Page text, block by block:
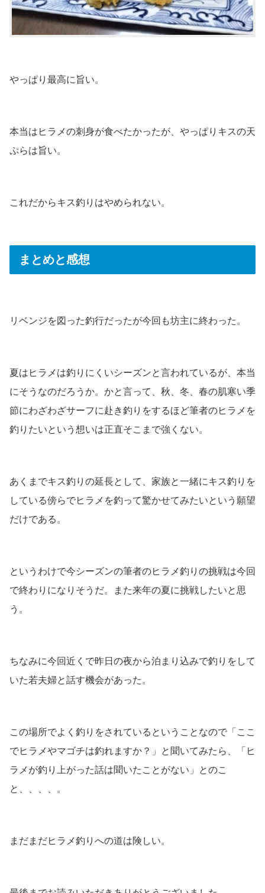
やっぱり最高に旨い。
本当はヒラメの刺身が食べたかったが、やっぱりキスの天
ぷらは旨い。
これだからキス釣りはやめられない。
まとめと感想
リベンジを図った釣行だったが今回も坊主に終わった。
夏はヒラメは釣りにくいシーズンと言われているが、本当
にそうなのだろうか。かと言って、秋、冬、春の肌寒い季
節にわざわざサーフに赴き釣りをするほど筆者のヒラメを
釣りたいという想いは正直そこまで強くない。
あくまでキス釣りの延長として、家族と一緒にキス釣りを
している傍らでヒラメを釣って驚かせてみたいという願望
だけである。
というわけで今シーズンの筆者のヒラメ釣りの挑戦は今回
で終わりになりそうだ。また来年の夏に挑戦したいと思
う。
ちなみに今回近くで昨日の夜から泊まり込みで釣りをして
いた若夫婦と話す機会があった。
この場所でよく釣りをされているということなので「ここ
でヒラメやマゴチは釣れますか？」と聞いてみたら、「ヒ
ラメが釣り上がった話は聞いたことがない」とのこ
と、、、、。
まだまだヒラメ釣りへの道は険しい。